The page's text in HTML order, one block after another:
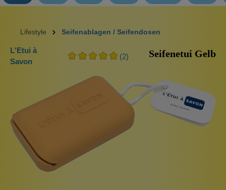
Lifestyle Seifenablagen / Seifendosen
L'Etui à
Savon
(2) Seifenetui Gelb